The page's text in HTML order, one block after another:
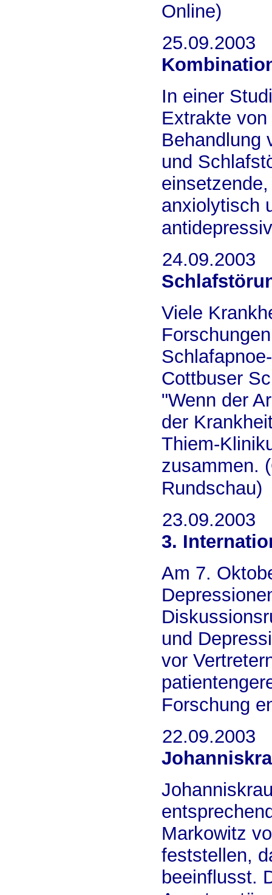
Online)
25.09.2003
In einer
Extrakte
Behandlung
und
anxiolytisch
24.09.2003
Viele
Cottbuser
"Wenn der
der
Thiem-
zusammen.
Rundschau)
23.09.2003
3.
Am 7.
und
vor
Forschung
22.09.2003
Markowitz
feststellen,
beeinflusst.